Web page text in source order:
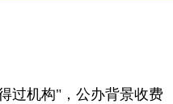
机构"，公办背景收费